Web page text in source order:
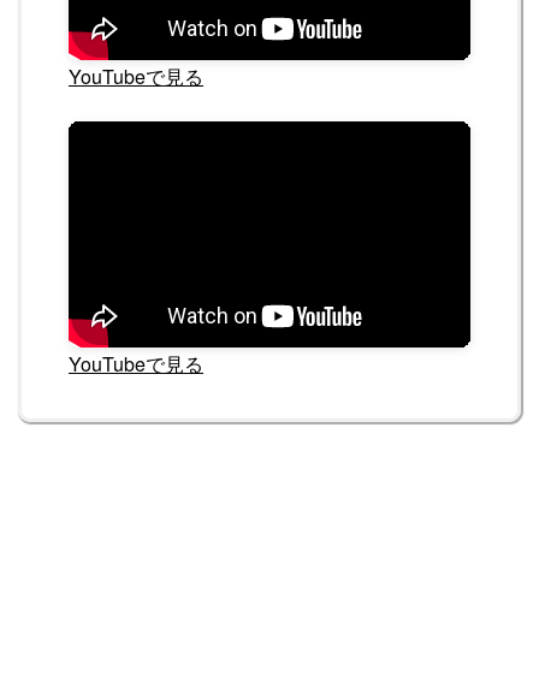
YouTubeで見る
YouTubeで見る